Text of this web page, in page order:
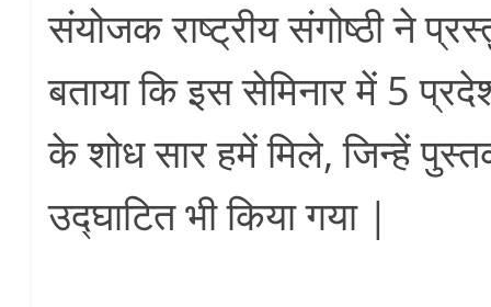
संयोजक राष्ट्रीय संगोष्ठी ने
बताया कि इस सेमिनार में 5
के शोध सार हमें मिले, जिन्हें
उद्घाटित भी किया गया |